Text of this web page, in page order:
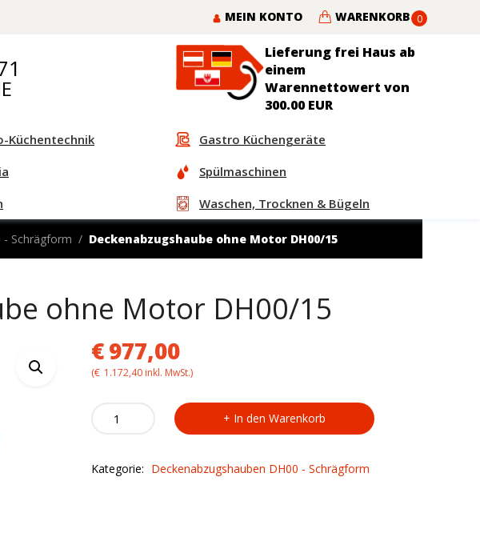
MEIN KONTO 0
WARENKORB
Lieferung frei Haus ab
einem
Warennettowert von
300.00 EUR
Küchentechnik
Gastro Küchengeräte
Spülmaschinen
Waschen, Trocknen & Bügeln
- Schrägform Deckenabzugshaube ohne Motor DH00/15
ohne Motor DH00/15
€977,00
(€ 1.172,40inkl. MwSt.)
Deckenabzugshaube
ohne
quantity
In den Warenkorb
Kategorie: Deckenabzugshauben DH00 - Schrägform